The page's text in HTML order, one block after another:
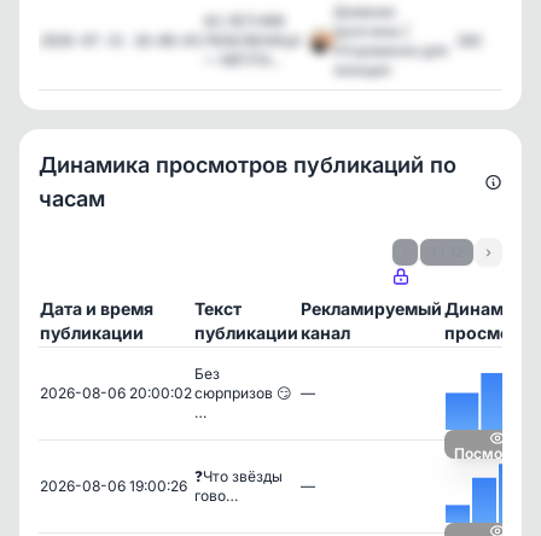
40 ЛЕТНЯЯ
ЛЮБОВНИЦА
Дневник
мужчины |
Откровенно для
женщин
282
Динамика просмотров публикаций по
часам
›
Дата и время
публикации
Текст
публикации
Рекламируемый
канал
Динамика
2026-08-06 20:00:02
Без
сюрпризов 😏
…
—
Посмотреть
2026-08-06 19:00:26
❓Что звёзды
гово…
—